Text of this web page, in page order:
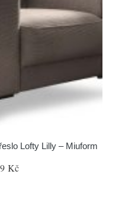
Lofty Lilly – Miuform
Kč